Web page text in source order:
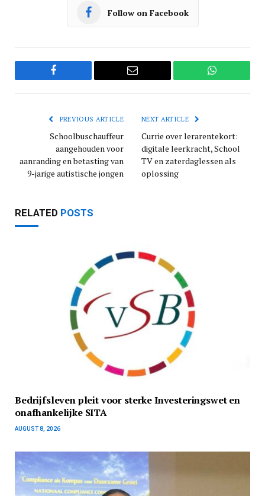
Follow on Facebook
Facebook Email WhatsApp
PREVIOUS ARTICLE
Schoolbuschauffeur
aangehouden voor
aanranding en betasting van
9-jarige autistische jongen
NEXT ARTICLE
Currie over lerarentekort:
digitale leerkracht, School
TV en zaterdaglessen als
oplossing
RELATED POSTS
Bedrijfsleven pleit voor sterke Investeringswet en
onafhankelijke SITA
AUGUST 8, 2026